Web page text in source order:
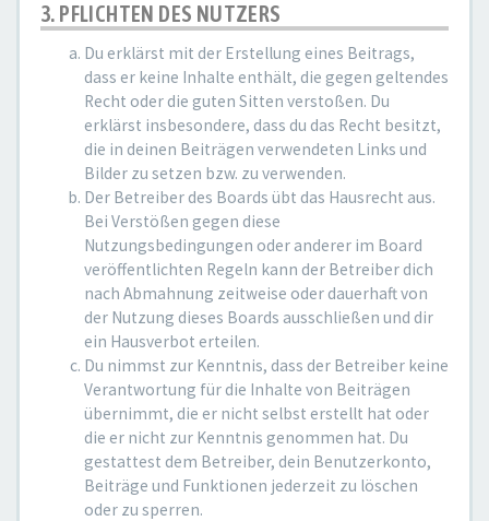
3. PFLICHTEN DES NUTZERS
Du erklärst mit der Erstellung eines Beitrags,
dass er keine Inhalte enthält, die gegen geltendes
Recht oder die guten Sitten verstoßen. Du
erklärst insbesondere, dass du das Recht besitzt,
die in deinen Beiträgen verwendeten Links und
Bilder zu setzen bzw. zu verwenden.
Der Betreiber des Boards übt das Hausrecht aus.
Bei Verstößen gegen diese
Nutzungsbedingungen oder anderer im Board
veröffentlichten Regeln kann der Betreiber dich
nach Abmahnung zeitweise oder dauerhaft von
der Nutzung dieses Boards ausschließen und dir
ein Hausverbot erteilen.
Du nimmst zur Kenntnis, dass der Betreiber keine
Verantwortung für die Inhalte von Beiträgen
übernimmt, die er nicht selbst erstellt hat oder
die er nicht zur Kenntnis genommen hat. Du
gestattest dem Betreiber, dein Benutzerkonto,
Beiträge und Funktionen jederzeit zu löschen
oder zu sperren.